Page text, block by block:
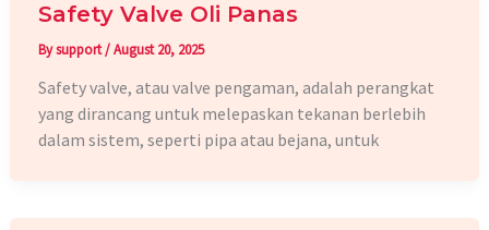
Safety Valve Oli Panas
Bysupport/August 20, 2025
Safety valve, atau valve pengaman, adalah perangkat
yang dirancang untuk melepaskan tekanan berlebih
dalam sistem, seperti pipa atau bejana, untuk